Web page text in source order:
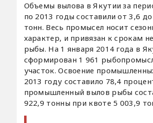
Объемы вылова в Якутии за
по 2013 годы составили от 3,6
тонн. Весь промысел носит
характер, и привязан к срокам
рыбы. На 1 января 2014 года в
сформирован 1 961
участок. Освоение
2013 году составило 78,4
промышленный вылов рыбы
922,9 тонны при квоте 5 003,9